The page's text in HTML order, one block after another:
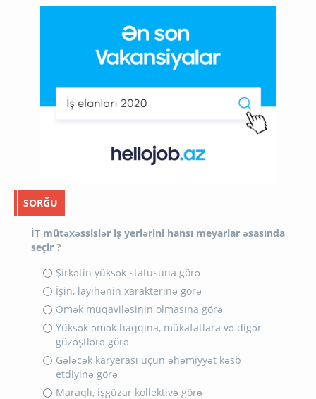
SORĞU
İT mütəxəssislər iş yerlərini hansı meyarlar əsasında
seçir ?
Şirkətin yüksək statusuna görə
İşin, layihənin xarakterinə görə
Əmək müqaviləsinin olmasına görə
Yüksək əmək haqqına, mükafatlara və digər
güzəştlərə görə
Gələcək karyerası üçün əhəmiyyət kəsb
etdiyinə görə
Maraqlı, işgüzar kollektivə görə